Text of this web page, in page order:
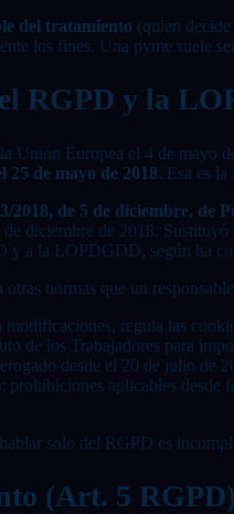
del tratamiento (quien
los fines. Una pyme suele
RGPD y la
Europea el 4 de mayo
25 de mayo de 2018. Esa es
de 5 de diciembre, de
diciembre de 2018.
y a la LOPDGDD, según ha
normas que un
modificaciones, regula las
de los Trabajadores para
desde el 20 de julio de
: prohibiciones aplicables desde
solo del RGPD es
(Art. 5 RGPD)